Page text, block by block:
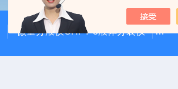
微量分液仪CHFY-8液体分装仪 全